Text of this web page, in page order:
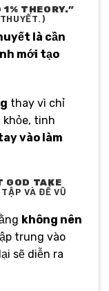
THEORY.”
là cần
mới tạo
thay vì chỉ
khỏe, tinh
vào làm
GOD TAKE
VÀ ĐỂ VŨ
không nên
trung vào
sẽ diễn ra